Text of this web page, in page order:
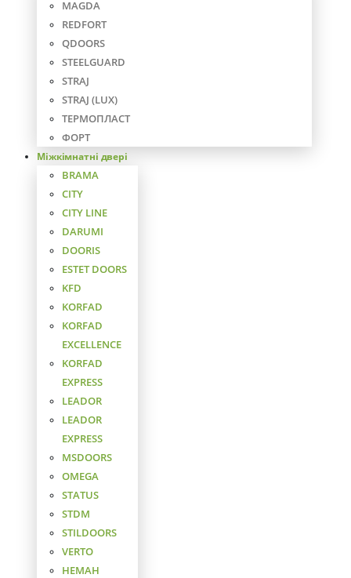
MAGDA
REDFORT
QDOORS
STEELGUARD
STRAJ
STRAJ (LUX)
ТЕРМОПЛАСТ
ФОРТ
Міжкімнатні двері
BRAMA
CITY
CITY LINE
DARUMI
DOORIS
ESTET DOORS
KFD
KORFAD
KORFAD
EXCELLENCE
KORFAD
EXPRESS
LEADOR
LEADOR
EXPRESS
MSDOORS
OMEGA
STATUS
STDM
STILDOORS
VERTO
НЕМАН